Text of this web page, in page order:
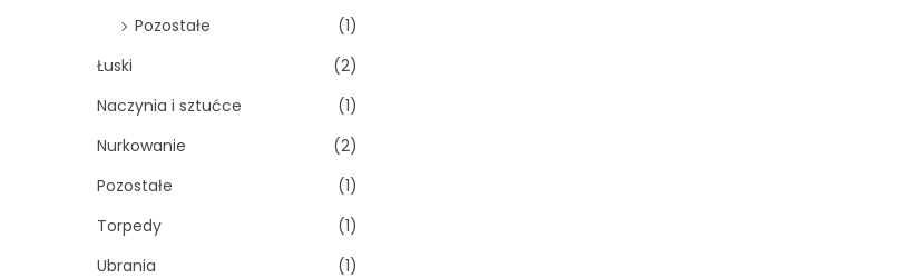
Pozostałe
(1)
Łuski
(2)
Naczynia i sztućce
(1)
Nurkowanie
(2)
Pozostałe
(1)
Torpedy
(1)
Ubrania
(1)